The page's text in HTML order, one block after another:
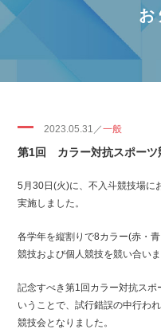
2023.05.31／一般
第1回 カラー対抗スポーツ
5月30日(火)に、不入斗競技場に
実施しました。
各学年を縦割りで8カラー(赤・
競技および個人競技を競い合いま
記念すべき第1回カラー対抗スポ
いうことで、試行錯誤の中行わ
競技会となりました。